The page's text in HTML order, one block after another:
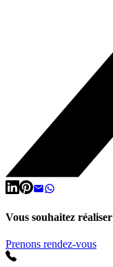
Vous souhaitez
Prenons rendez-vous